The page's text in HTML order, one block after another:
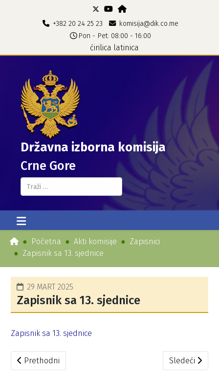
+382 20 24 25 23
komisija@dik.co.me
Pon - Pet: 08:00 - 16:00
ćirilica latinica
Državna izborna komisija
Crne Gore
Pretraga...
Početna Akti komisije
Zapisnici
Zapisnik sa 13. sjednice
29 MART 2025
Zapisnik sa 13. sjednice
Zapisnik sa 13. sjednice
Prethodni članak: Zapisnik sa 14. sjednice
Prethodni Sledeći
Sledeći